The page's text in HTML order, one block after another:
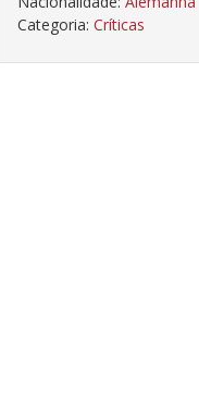
Categoria: Críticas